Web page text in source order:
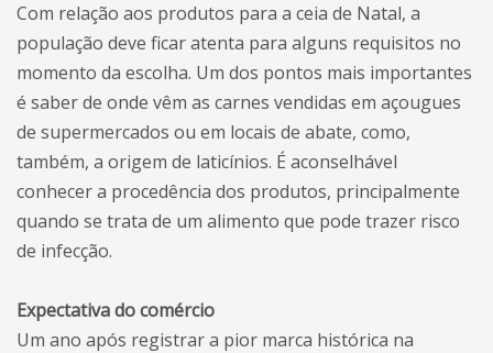
Com relação aos produtos para a ceia de Natal, a
população deve ficar atenta para alguns requisitos no
momento da escolha. Um dos pontos mais importantes
é saber de onde vêm as carnes vendidas em açougues
de supermercados ou em locais de abate, como,
também, a origem de laticínios. É aconselhável
conhecer a procedência dos produtos, principalmente
quando se trata de um alimento que pode trazer risco
de infecção.
Expectativa do comércio
Um ano após registrar a pior marca histórica na